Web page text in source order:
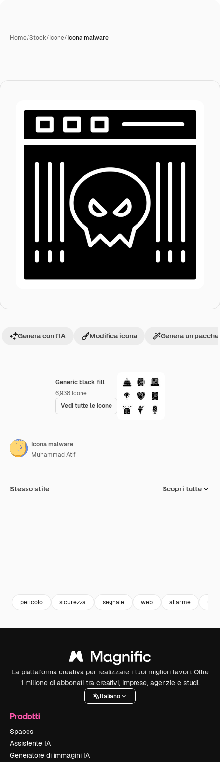
Home/Stock/Icone/Icona malware
Generic black fill
6,938 Icone
Vedi tutte le icone
Genera con l'IA Modifica icona Genera un
Icona malware
Muhammad Atif
Stesso stile Scopri tutte
pericolo sicurezza segnale web allarme ui
La piattaforma creativa per realizzare i tuoi migliori lavori. Oltre
1 milione di abbonati tra creativi, imprese, agenzie e studi.
Italiano
Prodotti
Spaces
Assistente IA
Generatore di immagini IA